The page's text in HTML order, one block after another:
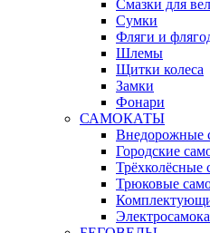
Смазки для
Сумки
Фляги и
Шлемы
Щитки колеса
Замки
Фонари
САМОКАТЫ
Внедорожные
Городские
Трёхколёсные
Трюковые